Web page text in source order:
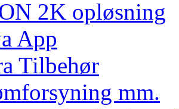
2K opløsning
App
Tilbehør
mm.